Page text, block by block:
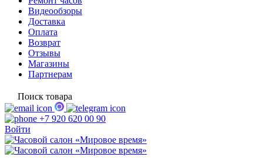
Видеообзоры
Доставка
Оплата
Возврат
Отзывы
Магазины
Партнерам
Поиск товара
+7 920 620 00 90
Войти